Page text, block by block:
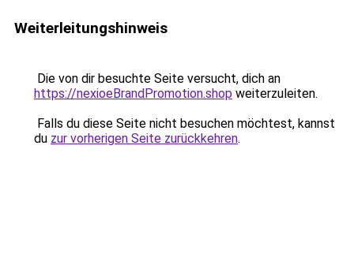
Weiterleitungshinweis
Die von dir besuchte Seite versucht, dich an
https://nexioeBrandPromotion.shop weiterzuleiten.
Falls du diese Seite nicht besuchen möchtest, kannst
du zur vorherigen Seite zurückkehren.